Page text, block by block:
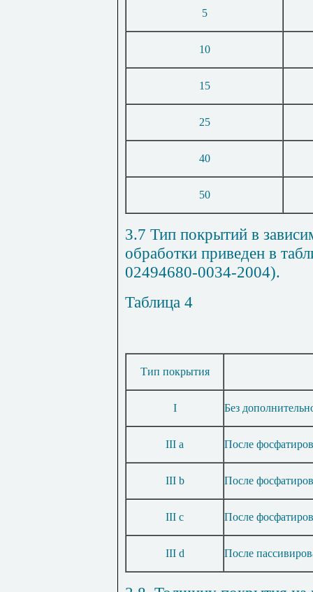
5
10
15
25
40
50
3.7 Тип покрытий в
обработки приведен в
02494680-0034-2004).
Таблица 4
Тип покрытия
I Без до
III a После
III b После
III c После
III d После